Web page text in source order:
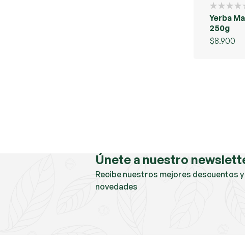
Yerba
250g
$8.900
Únete a nuestro
Recibe nuestros mejores descuentos y
novedades